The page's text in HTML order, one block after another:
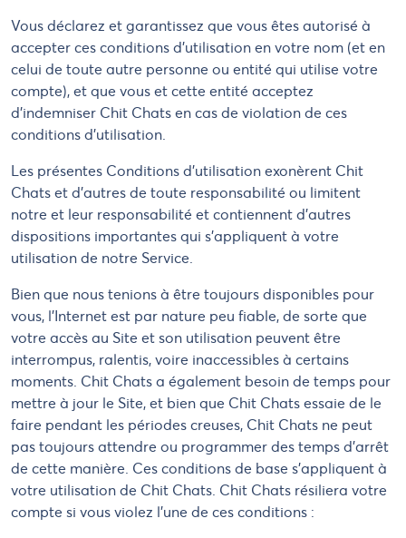
Vous déclarez et garantissez que vous êtes autorisé à
accepter ces conditions d'utilisation en votre nom (et en
celui de toute autre personne ou entité qui utilise votre
compte), et que vous et cette entité acceptez
d'indemniser Chit Chats en cas de violation de ces
conditions d'utilisation.
Les présentes Conditions d'utilisation exonèrent Chit
Chats et d'autres de toute responsabilité ou limitent
notre et leur responsabilité et contiennent d'autres
dispositions importantes qui s'appliquent à votre
utilisation de notre Service.
Bien que nous tenions à être toujours disponibles pour
vous, l'Internet est par nature peu fiable, de sorte que
votre accès au Site et son utilisation peuvent être
interrompus, ralentis, voire inaccessibles à certains
moments. Chit Chats a également besoin de temps pour
mettre à jour le Site, et bien que Chit Chats essaie de le
faire pendant les périodes creuses, Chit Chats ne peut
pas toujours attendre ou programmer des temps d'arrêt
de cette manière. Ces conditions de base s'appliquent à
votre utilisation de Chit Chats. Chit Chats résiliera votre
compte si vous violez l'une de ces conditions :